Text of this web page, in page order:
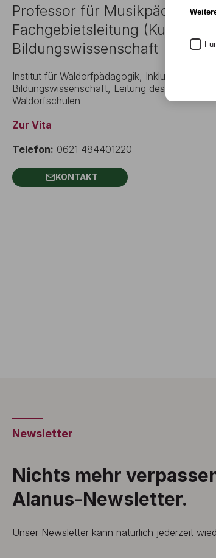
Professor für
Fachgebietsleitung (Kunst)
Bildungswissenschaft
Institut für Waldorfpädagogik, Inklusion und
Bildungswissenschaft, Leitung des
Waldorfschulen
Zur Vita
Telefon: 0621 484401220
KONTAKT
Newsletter
Nichts mehr
Alanus-Newsletter.
Unser Newsletter kann natürlich jederzeit